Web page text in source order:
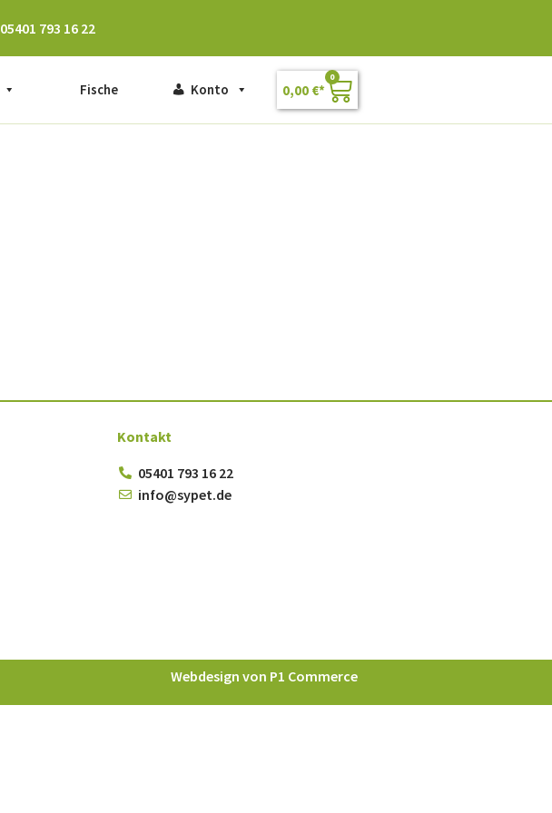
05401 793 16 22
Fische Konto 0,00 €
0
Kontakt
05401 793 16 22
info@sypet.de
Webdesign von P1 Commerce